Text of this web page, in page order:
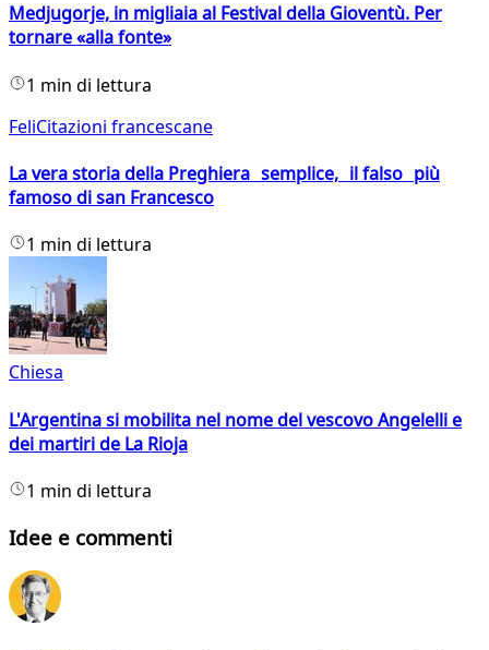
Medjugorje, in migliaia al Festival della Gioventù. Per
tornare «alla fonte»
1 min di lettura
FeliCitazioni francescane
La vera storia della Preghiera semplice, il falso più
famoso di san Francesco
1 min di lettura
Chiesa
L'Argentina si mobilita nel nome del vescovo Angelelli e
dei martiri de La Rioja
1 min di lettura
Idee e commenti